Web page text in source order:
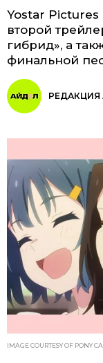
Yostar
второй
гибрид», а
финальной
IMAGE COURTESY OF PONY